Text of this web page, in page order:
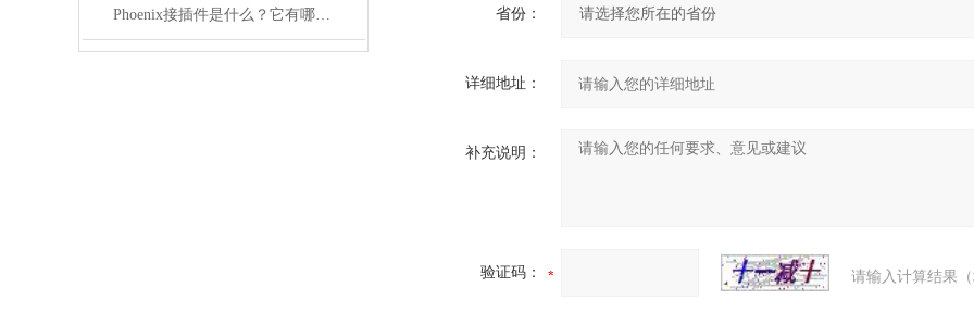
Phoenix接插件是什么？它有哪些应用？ 省份：
详细地址：
补充说明：
验证码： 请输入计算结果